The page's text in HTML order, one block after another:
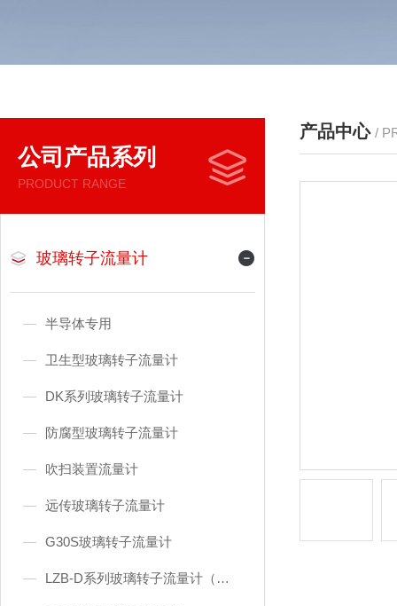
公司产品系列
PRODUCT RANGE
玻璃转子流量计
半导体专用
卫生型玻璃转子流量计
DK系列玻璃转子流量计
防腐型玻璃转子流量计
吹扫装置流量计
远传玻璃转子流量计
G30S玻璃转子流量计
LZB-D系列玻璃转子流量计（东京流量计）
产品中心 /